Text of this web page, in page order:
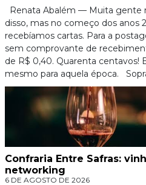
Renata Abalém — Muita gente
disso, mas no começo dos anos
recebíamos cartas. Para a
sem comprovante de
de R$ 0,40. Quarenta centavos!
mesmo para aquela época.
Confraria Entre Safras:
networking
6 DE AGOSTO DE 2026